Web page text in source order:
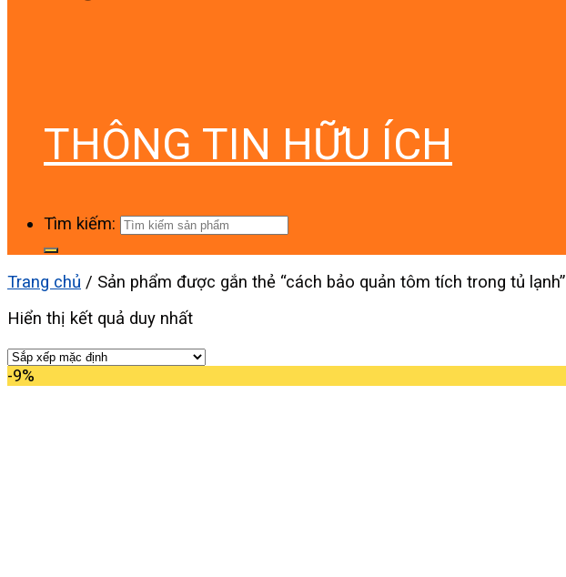
THÔNG TIN HỮU ÍCH
Tìm kiếm:
Trang chủ / Sản phẩm được gắn thẻ “cách bảo quản tôm tích trong tủ lạnh”
Hiển thị kết quả duy nhất
-9%